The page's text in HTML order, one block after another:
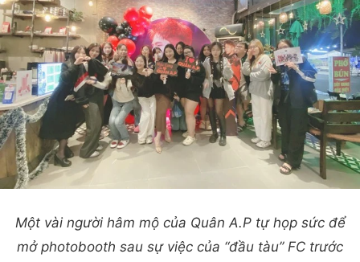
Một vài người hâm mộ của Quân A.P tự họp sức để
mở photobooth sau sự việc của “đầu tàu” FC trước